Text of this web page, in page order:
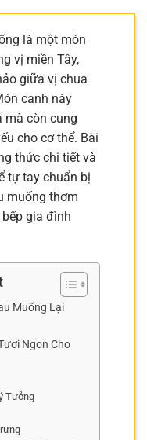
là một món
vị miền Tây,
giữa vị chua
canh này
mà còn cung
cho cơ thể. Bài
thức chi tiết và
tự tay chuẩn bị
muống thơm
gia đình
Muống Lại
Ngon Cho
Tưởng